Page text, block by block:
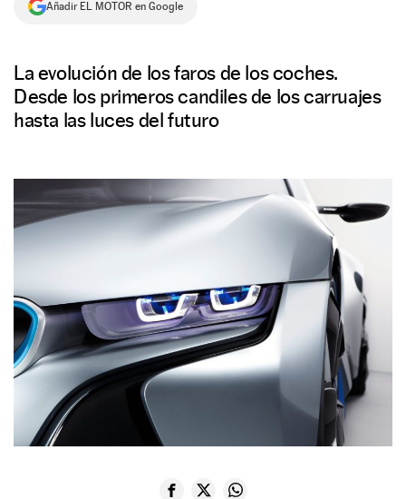
SÍGUENOS
Añadir EL MOTOR en Google
La evolución de los faros de los coches.
Desde los primeros candiles de los carruajes
hasta las luces del futuro